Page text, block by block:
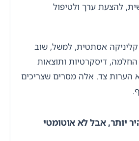
להצעת ערך ולטיפול
אסתטית, למשל, שוב
דיסקרטיות ותוצאות
צד. אלה מסרים שצריכים
יותר, אבל לא אוטומטי